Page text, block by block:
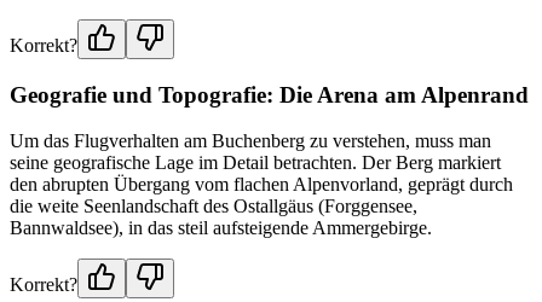
Korrekt?
Geografie und Topografie: Die Arena am Alpenrand
Um das Flugverhalten am Buchenberg zu verstehen, muss man
seine geografische Lage im Detail betrachten. Der Berg markiert
den abrupten Übergang vom flachen Alpenvorland, geprägt durch
die weite Seenlandschaft des Ostallgäus (Forggensee,
Bannwaldsee), in das steil aufsteigende Ammergebirge.
Korrekt?